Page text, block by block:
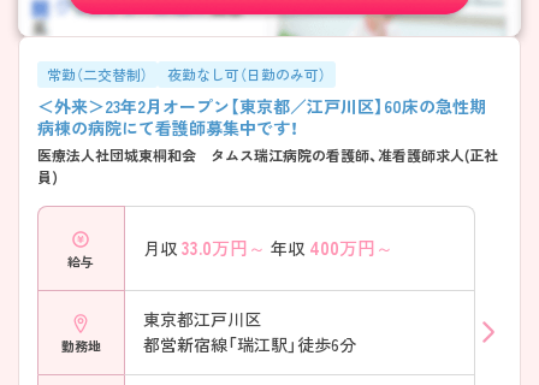
常勤（二交替制） 夜勤なし可（日勤のみ可）
＜外来＞23年2月オープン【東京都／江戸川区】60床の急性期
病棟の病院にて看護師募集中です！
医療法人社団城東桐和会 タムス瑞江病院の看護師、准看護師求人(正社
員)
給与
月収 33.0万円～ 年収 400万円～
勤務地
東京都江戸川区
都営新宿線「瑞江駅」徒歩6分